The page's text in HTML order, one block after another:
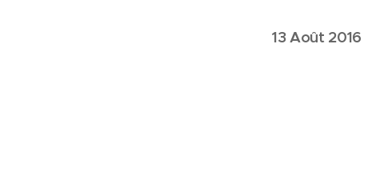
13 Août 2016